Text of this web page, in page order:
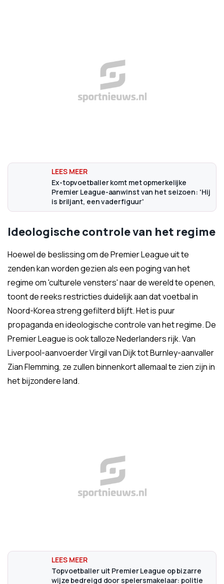
Ex-topvoetballer komt met opmerkelijke
Premier League-aanwinst van het seizoen: 'Hij
is briljant, een vaderfiguur'
Ideologische controle van het regime
Hoewel de beslissing om de Premier League uit te
zenden kan worden gezien als een poging van het
regime om 'culturele vensters' naar de wereld te openen,
toont de reeks restricties duidelijk aan dat voetbal in
Noord-Korea streng gefilterd blijft. Het is puur
propaganda en ideologische controle van het regime. De
Premier League is ook talloze Nederlanders rijk. Van
Liverpool-aanvoerder Virgil van Dijk tot Burnley-aanvaller
Zian Flemming, ze zullen binnenkort allemaal te zien zijn in
het bijzondere land.
Topvoetballer uit Premier League op bizarre
wijze bedreigd door spelersmakelaar: politie